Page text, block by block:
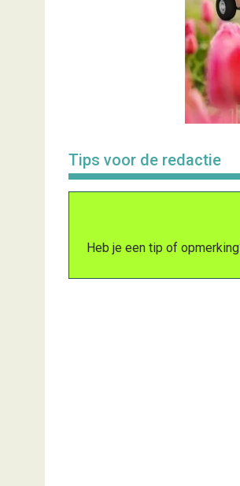
Tips voor de redactie
Heb je een tip of